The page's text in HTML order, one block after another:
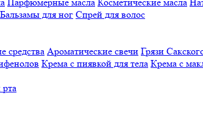
Бальзамы для ног Спрей для волос
средства Ароматические свечи Грязи
Крема с пиявкой для тела Крема с